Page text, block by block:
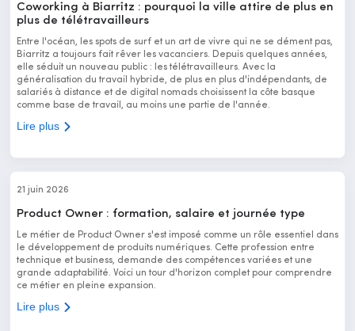
Coworking à Biarritz : pourquoi la ville attire de plus en
plus de télétravailleurs
Entre l'océan, les spots de surf et un art de vivre qui ne se dément pas,
Biarritz a toujours fait rêver les vacanciers. Depuis quelques années,
elle séduit un nouveau public : les télétravailleurs. Avec la
généralisation du travail hybride, de plus en plus d'indépendants, de
salariés à distance et de digital nomads choisissent la côte basque
comme base de travail, au moins une partie de l'année.
Lire plus
21 juin 2026
Product Owner : formation, salaire et journée type
Le métier de Product Owner s'est imposé comme un rôle essentiel dans
le développement de produits numériques. Cette profession entre
technique et business, demande des compétences variées et une
grande adaptabilité. Voici un tour d'horizon complet pour comprendre
ce métier en pleine expansion.
Lire plus